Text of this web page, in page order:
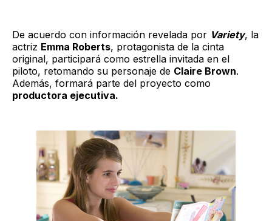
De acuerdo con información revelada por Variety, la
actriz Emma Roberts, protagonista de la cinta
original, participará como estrella invitada en el
piloto, retomando su personaje de Claire Brown.
Además, formará parte del proyecto como
productora ejecutiva.